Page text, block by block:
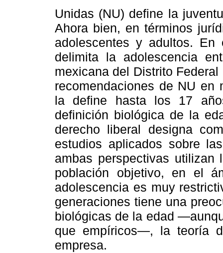
Unidas (NU) define la
Ahora bien, en términos
adolescentes y adultos. En
delimita la adolescencia
mexicana del Distrito
recomendaciones de NU en
la define hasta los 17
definición biológica de la
derecho liberal designa
estudios aplicados sobre
ambas perspectivas
población objetivo, en el
adolescencia es muy
generaciones tiene una
biológicas de la edad
que empíricos—, la teoría
empresa.